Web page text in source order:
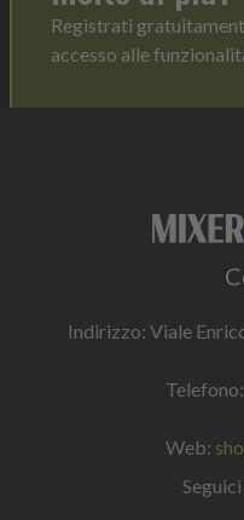
Registrati
accesso alle
Indirizzo: Viale
Telefono:
Web:
Seguici